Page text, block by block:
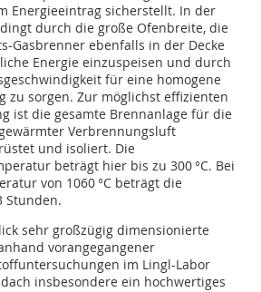
Energieeintrag sicherstellt. In der
durch die große Ofenbreite, die
Gasbrenner ebenfalls in der Decke
Energie einzuspeisen und durch
für eine homogene
zu sorgen. Zur möglichst effizienten
ist die gesamte Brennanlage für die
Verbrennungsluft
und isoliert. Die
beträgt hier bis zu 300 °C. Bei
von 1060 °C beträgt die
Stunden.
sehr großzügig dimensionierte
vorangegangener
im Lingl-Labor
insbesondere ein hochwertiges